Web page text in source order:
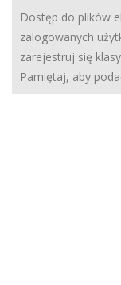
Dostęp do plików
zalogowanych
zarejestruj się
Pamiętaj, aby